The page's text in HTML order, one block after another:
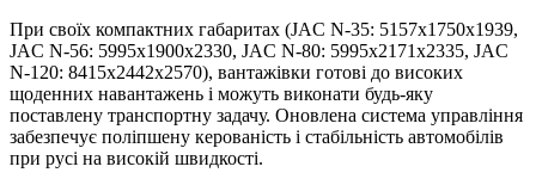
При своїх компактних габаритах (JAC N-35: 5157x1750x1939,
JAC N-56: 5995х1900х2330, JAC N-80: 5995х2171х2335, JAC
N-120: 8415х2442х2570), вантажівки готові до високих
щоденних навантажень і можуть виконати будь-яку
поставлену транспортну задачу. Оновлена система управління
забезпечує поліпшену керованість і стабільність автомобілів
при русі на високій швидкості.